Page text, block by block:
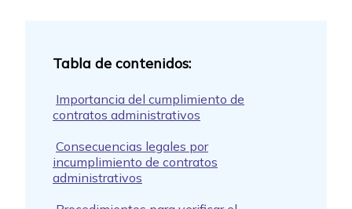
Importancia del cumplimiento de
contratos administrativos
Consecuencias legales por
incumplimiento de contratos
administrativos